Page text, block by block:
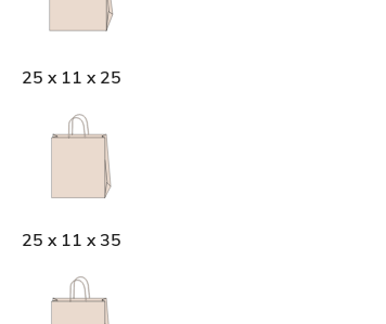
25 x 11 x 25
25 x 11 x 35